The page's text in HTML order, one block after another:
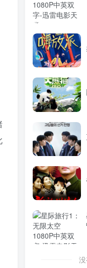
TOP4
TOP5
TOP6